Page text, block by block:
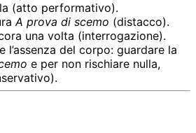
(atto performativo).
A prova di scemo (distacco).
una volta (interrogazione).
l’assenza del corpo: guardare la
e per non rischiare nulla,